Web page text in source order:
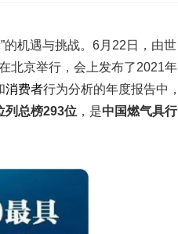
”的机遇与挑战。 6月 22 日，由世
北京举行，会上发布了2021年
消费者行为分析的年度报告中，
列总榜293位，是中国燃气具行